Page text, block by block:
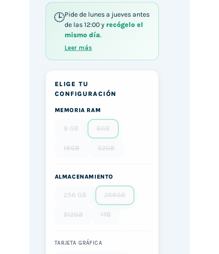
Pide de lunes a jueves antes
de las 12:00 y recógelo el
mismo día.
Leer más
ELIGE TU
CONFIGURACIÓN
MEMORIA RAM
8 GB 8GB
16GB 32GB
ALMACENAMIENTO
256 GB 256GB
512GB 1TB
TARJETA GRÁFICA